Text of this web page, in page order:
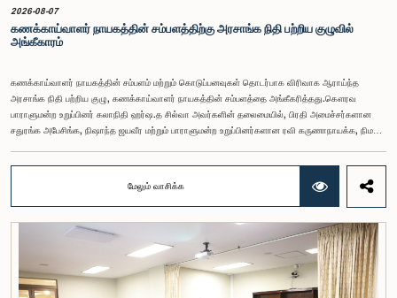
2026-08-07
கணக்காய்வாளர் நாயகத்தின் சம்பளத்திற்கு அரசாங்க நிதி பற்றிய குழுவில்
அங்கீகாரம்
கணக்காய்வாளர் நாயகத்தின் சம்பளம் மற்றும் கொடுப்பனவுகள் தொடர்பாக விரிவாக ஆராய்ந்த
அரசாங்க நிதி பற்றிய குழு, கணக்காய்வாளர் நாயகத்தின் சம்பளத்தை அங்கீகரித்தது.கௌரவ
பாராளுமன்ற உறுப்பினர் கலாநிதி ஹர்ஷ.த சில்வா அவர்களின் தலைமையில், பிரதி அமைச்சர்களான
சதுரங்க அபேசிங்க, நிஷாந்த ஜயவீர மற்றும் பாராளுமன்ற உறுப்பினர்களான ரவி கருணாநாயக்க, நிமல்
நிதி பற்றிய குழுக் கூட்டத்திலேயே இந்த அங்கீகாரம் வழங்கப்பட்டது.இலங்கை ஜனநாயக சோசலிசக்
குடியரசின் அரசியலமைப்பின் 153(2) ஆம் உறுப்புரையின் பிரகாரம், கணக்காய்வாளர் நாயகத்தின்
சம்பளம் தொடர்பான பிரேரணை குழுவின் கவனத்திற்கு கொண்டு வரப்பட்டது.இதன்போது,
கணக்காய்வாளர் நாயகத்தின் பொறுப்புகள், அரச நிதி மேற்பார்வை மற்றும் கணக்காய்வுத் துறையின்
சுயாதீனத் தன்மை உள்ளிட்ட விடயங்களை கருத்தில் கொண்டு, சம்பள மட்டம் தொடர்பாக குழுத்
தலைவர் உள்ளிட்ட உறுப்பினர்கள் தமது கருத்துகளையும் பரிந்துரைகளையும் முன்வைத்தனர்.மேலும்,
அரசியலமைப்பின் 170 ஆம் உறுப்புரையின் பிரகாரம், கணக்காய்வாளர் நாயகம் ஒரு அரசாங்க ஊழியர்
அல்ல என்பதையும், நடைமுறையில் உள்ள அரசாங்க சம்பள அளவுகோலுக்கு வெளியே இப்பதவிக்கான
மேலும் வாசிக்க